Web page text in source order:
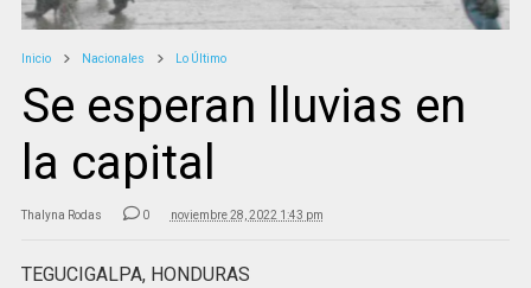
Inicio Nacionales Lo Último
Se esperan lluvias en
la capital
Thalyna Rodas 0 noviembre 28, 2022 1:43 pm
TEGUCIGALPA, HONDURAS